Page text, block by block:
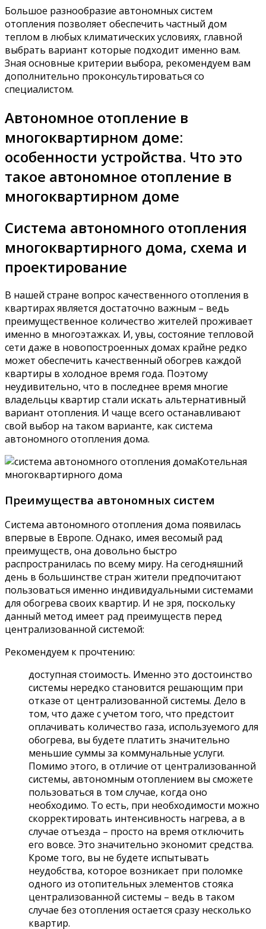
Большое разнообразие автономных систем
отопления позволяет обеспечить частный дом
теплом в любых климатических условиях, главной
выбрать вариант которые подходит именно вам.
Зная основные критерии выбора, рекомендуем вам
дополнительно проконсультироваться со
специалистом.
Автономное отопление в
многоквартирном доме:
особенности устройства. Что это
такое автономное отопление в
многоквартирном доме
Система автономного отопления
многоквартирного дома, схема и
проектирование
В нашей стране вопрос качественного отопления в
квартирах является достаточно важным – ведь
преимущественное количество жителей проживает
именно в многоэтажках. И, увы, состояние тепловой
сети даже в новопостроенных домах крайне редко
может обеспечить качественный обогрев каждой
квартиры в холодное время года. Поэтому
неудивительно, что в последнее время многие
владельцы квартир стали искать альтернативный
вариант отопления. И чаще всего останавливают
свой выбор на таком варианте, как система
автономного отопления дома.
Котельная
многоквартирного дома
Преимущества автономных систем
Система автономного отопления дома появилась
впервые в Европе. Однако, имея весомый рад
преимуществ, она довольно быстро
распространилась по всему миру. На сегодняшний
день в большинстве стран жители предпочитают
пользоваться именно индивидуальными системами
для обогрева своих квартир. И не зря, поскольку
данный метод имеет рад преимуществ перед
централизованной системой:
Рекомендуем к прочтению:
доступная стоимость. Именно это достоинство
системы нередко становится решающим при
отказе от централизованной системы. Дело в
том, что даже с учетом того, что предстоит
оплачивать количество газа, используемого для
обогрева, вы будете платить значительно
меньшие суммы за коммунальные услуги.
Помимо этого, в отличие от централизованной
системы, автономным отоплением вы сможете
пользоваться в том случае, когда оно
необходимо. То есть, при необходимости можно
скорректировать интенсивность нагрева, а в
случае отъезда – просто на время отключить
его вовсе. Это значительно экономит средства.
Кроме того, вы не будете испытывать
неудобства, которое возникает при поломке
одного из отопительных элементов стояка
централизованной системы – ведь в таком
случае без отопления остается сразу несколько
квартир.